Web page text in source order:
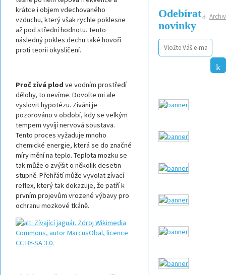
krátce i objem vdechovaného
vzduchu, který však rychle poklesne
až pod střední hodnotu. Tento
následný pokles dechu také hovoří
proti teorii okysličení.
Proč zívá plod ve vodním prostředí
dělohy, to nevíme. Dovolte mi ale
vyslovit hypotézu. Zívání je
pozorováno v období, kdy se velkým
tempem vyvíjí nervová soustava.
Tento proces vyžaduje mnoho
chemické energie, která se do značné
míry mění na teplo. Teplota mozku se
tak může o zvýšit o několik desetin
stupně. Přehřátí může vyvolat zívací
reflex, který tak dokazuje, že patří k
prvním projevům vrozené výbavy pro
ochranu mozkové tkáně.
Archiv
Odebírat
novinky